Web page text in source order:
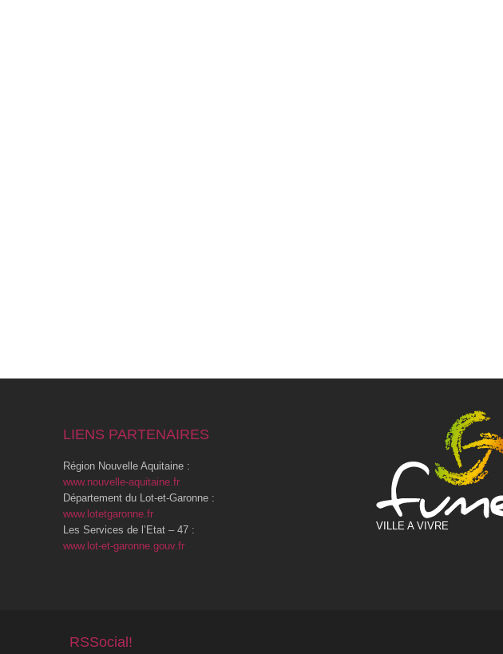
LIENS PARTENAIRES
Région Nouvelle Aquitaine :
www.nouvelle-aquitaine.fr
Département du Lot-et-Garonne :
www.lotetgaronne.fr
Les Services de l’Etat – 47 :
www.lot-et-garonne.gouv.fr
VILLE A VIVRE
RSSocial!